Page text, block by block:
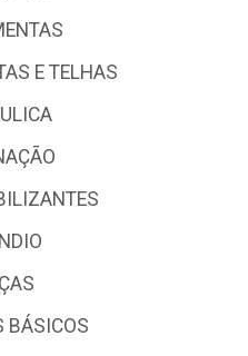
E TELHAS
BÁSICOS